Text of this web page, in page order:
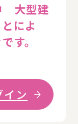
大型建
によ
す。
ン